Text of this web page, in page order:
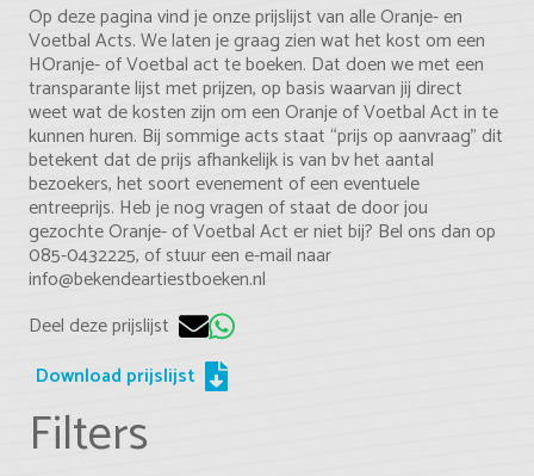
Op deze pagina vind je onze prijslijst van alle Oranje- en
Voetbal Acts. We laten je graag zien wat het kost om een
HOranje- of Voetbal act te boeken. Dat doen we met een
transparante lijst met prijzen, op basis waarvan jij direct
weet wat de kosten zijn om een Oranje of Voetbal Act in te
kunnen huren. Bij sommige acts staat “prijs op aanvraag” dit
betekent dat de prijs afhankelijk is van bv het aantal
bezoekers, het soort evenement of een eventuele
entreeprijs. Heb je nog vragen of staat de door jou
gezochte Oranje- of Voetbal Act er niet bij? Bel ons dan op
085-0432225, of stuur een e-mail naar
info@bekendeartiestboeken.nl
Deel deze prijslijst
Download prijslijst
Filters